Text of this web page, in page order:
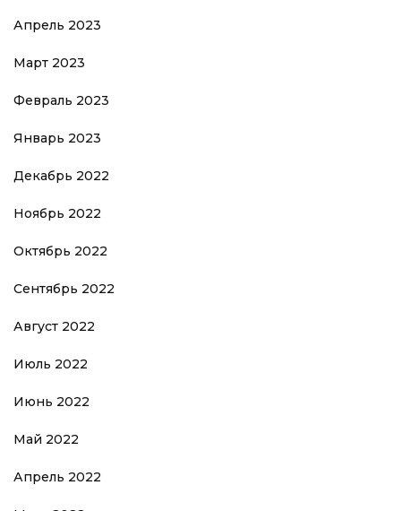
Апрель 2023
Март 2023
Февраль 2023
Январь 2023
Декабрь 2022
Ноябрь 2022
Октябрь 2022
Сентябрь 2022
Август 2022
Июль 2022
Июнь 2022
Май 2022
Апрель 2022